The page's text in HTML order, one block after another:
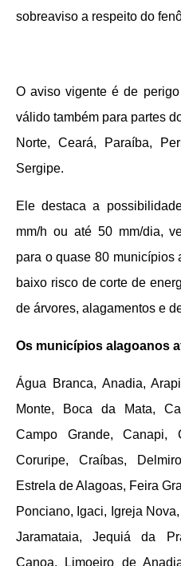
sobreaviso a respeito do
O aviso vigente é de
válido também para partes
Norte, Ceará, Paraíba,
Sergipe.
Ele destaca a
mm/h ou até 50 mm/dia,
para o quase 80 municípios
baixo risco de corte de
de árvores, alagamentos e
Os municípios alagoanos
Água Branca, Anadia,
Monte, Boca da Mata,
Campo Grande, Canapi,
Coruripe, Craíbas,
Estrela de Alagoas, Feira
Ponciano, Igaci, Igreja
Jaramataia, Jequiá da
Canoa, Limoeiro de